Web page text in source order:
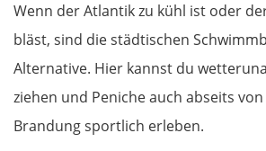
Wenn der Atlantik zu kühl ist oder
bläst, sind die städtischen
Alternative. Hier kannst du
ziehen und Peniche auch abseits
Brandung sportlich erleben.
Târnăveni
Sibiu
Râmnicu Vâlcea